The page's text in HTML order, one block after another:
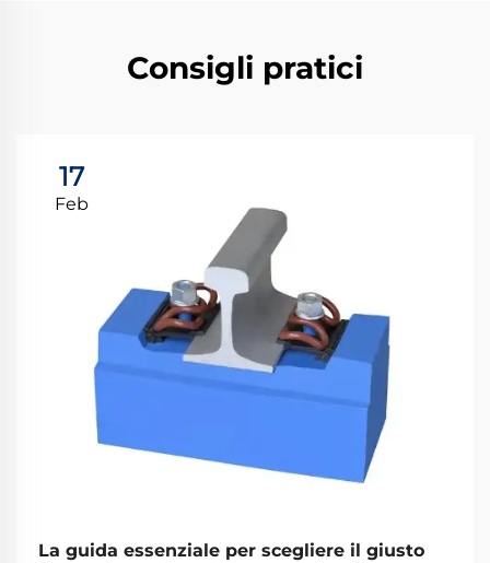
Consigli pratici
17
Feb
La guida essenziale per scegliere il giusto